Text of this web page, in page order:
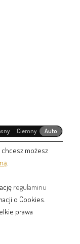
Ciemny Auto
możesz
regulaminu
o Cookies.
prawa